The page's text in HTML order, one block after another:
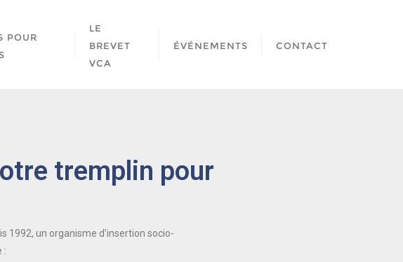
POUR
LE
BREVET
VCA
ÉVÉNEMENTS CONTACT
tremplin pour
1992, un organisme d’insertion socio-
: